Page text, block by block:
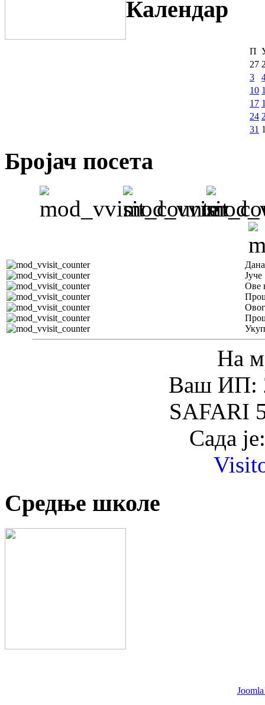
Календар
П
27
3
10
17
24
31
Бројач посета
Јуче
Ове
На
Ваш ИП:
SAFARI
Сада
Средње школе